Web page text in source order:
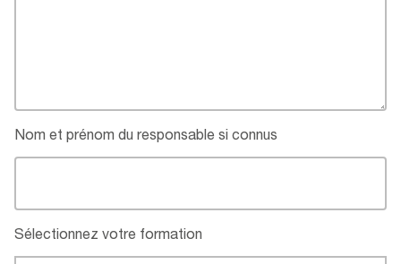
Nom et prénom du responsable si connus
Sélectionnez votre formation